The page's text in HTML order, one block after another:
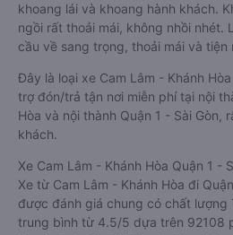
khoang lái và khoang hành khách.
ngồi rất thoải mái, không nhồi nhét.
cầu về sang trọng, thoải mái và
Đây là loại xe Cam Lâm - Khánh
trợ đón/trả tận nơi miễn phí tại nội
Hòa và nội thành Quận 1 - Sài Gòn,
khách.
Xe Cam Lâm - Khánh Hòa Quận 1 -
Xe từ Cam Lâm - Khánh Hòa đi
được đánh giá chung có chất lượng
trung bình từ 4.5/5 dựa trên 92108